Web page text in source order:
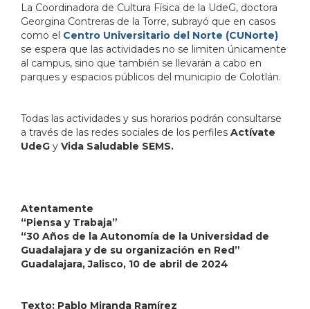
La Coordinadora de Cultura Física de la UdeG, doctora
Georgina Contreras de la Torre, subrayó que en casos
como el Centro Universitario del Norte (CUNorte)
se espera que las actividades no se limiten únicamente
al campus, sino que también se llevarán a cabo en
parques y espacios públicos del municipio de Colotlán.
Todas las actividades y sus horarios podrán consultarse
a través de las redes sociales de los perfiles Actívate
UdeG y Vida Saludable SEMS.
Atentamente
“Piensa y Trabaja”
“30 Años de la Autonomía de la Universidad de
Guadalajara y de su organización en Red”
Guadalajara, Jalisco, 10 de abril de 2024
Texto: Pablo Miranda Ramírez